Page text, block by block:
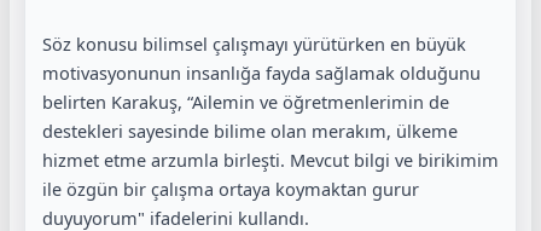
Söz konusu bilimsel çalışmayı yürütürken en büyük
motivasyonunun insanlığa fayda sağlamak olduğunu
belirten Karakuş, “Ailemin ve öğretmenlerimin de
destekleri sayesinde bilime olan merakım, ülkeme
hizmet etme arzumla birleşti. Mevcut bilgi ve birikimim
ile özgün bir çalışma ortaya koymaktan gurur
duyuyorum" ifadelerini kullandı.